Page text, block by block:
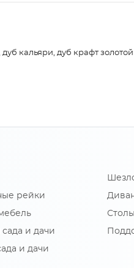
кальяри, дуб крафт золотой
рейки
и дачи
и дачи